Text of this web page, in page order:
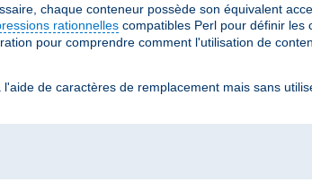
chaque conteneur possède son équivalent
rationnelles compatibles Perl pour définir les
pour comprendre comment l'utilisation de
de caractères de remplacement mais sans